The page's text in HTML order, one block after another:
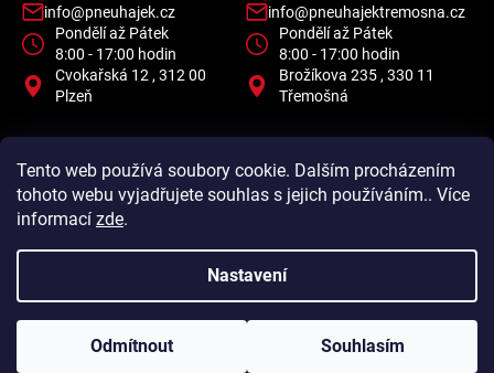
Tento web používá soubory cookie. Dalším procházením
tohoto webu vyjadřujete souhlas s jejich používáním.. Více
informací zde.
Nastavení
Odmítnout Souhlasím
info@pneuhajek.cz
Pondělí až Pátek
8:00 - 17:00 hodin
Cvokařská 12 , 312 00
Plzeň
info@pneuhajektremosna.cz
Pondělí až Pátek
8:00 - 17:00 hodin
Brožíkova 235 , 330 11
Třemošná